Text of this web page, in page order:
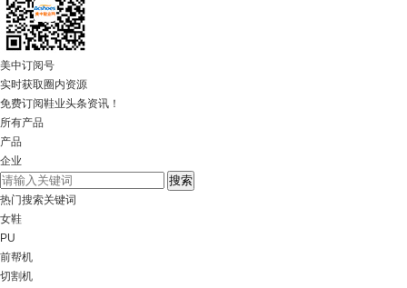
美中订阅号
实时获取圈内资源
免费订阅鞋业头条资讯！
所有产品
产品
企业
热门搜索关键词
女鞋
PU
前帮机
切割机